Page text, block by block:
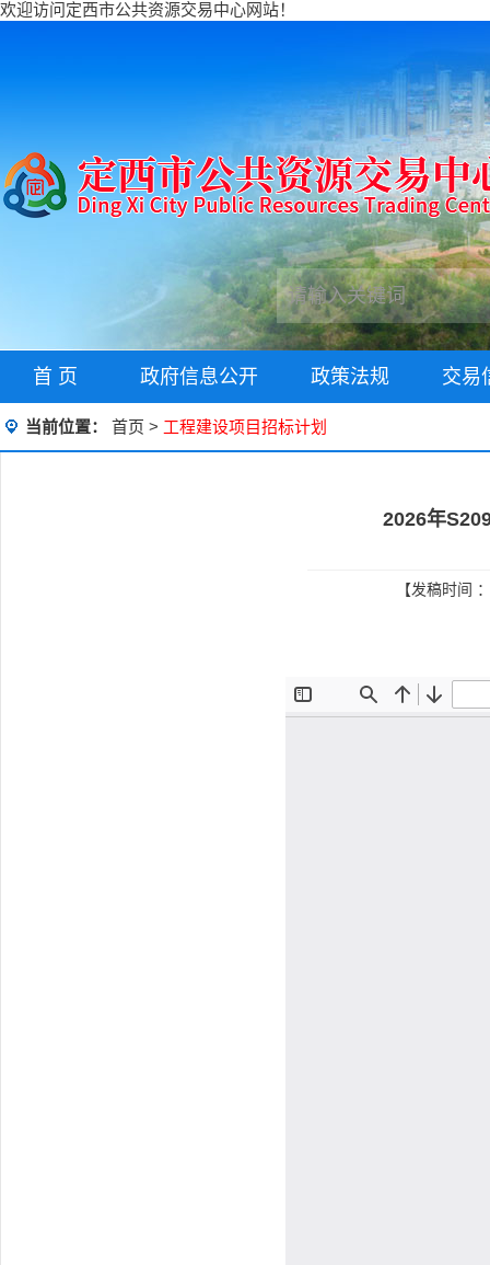
欢迎访问定西市公共资源交易中心网站！
首 页 政府信息公开 政策法规 交易
当前位置： 首页 > 工程建设项目招标计划
2026年
【发稿时间